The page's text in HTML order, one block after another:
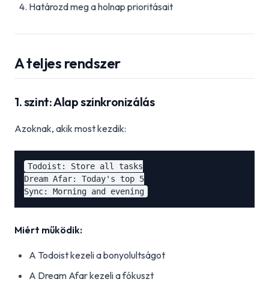
Határozd meg a holnap prioritásait
A teljes rendszer
1. szint: Alap szinkronizálás
Azoknak, akik most kezdik:
Todoist: Store all tasks
Dream Afar: Today's top 5
Miért működik:
A Todoist kezeli a bonyolultságot
A Dream Afar kezeli a fókuszt